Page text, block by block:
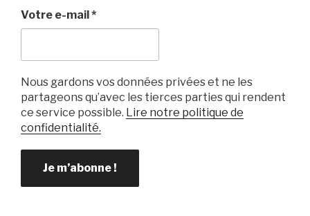
k
Votre e-mail *
Nous gardons vos données privées et ne les
partageons qu’avec les tierces parties qui rendent
ce service possible. Lire notre politique de
confidentialité.